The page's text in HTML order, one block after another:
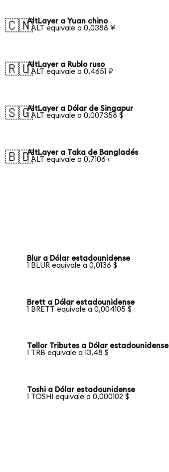
🇨🇳AltLayer a Yuan chino
1 ALT equivale a 0,0388 ¥
🇷🇺AltLayer a Rublo ruso
1 ALT equivale a 0,4651 ₽
🇸🇬AltLayer a Dólar de Singapur
1 ALT equivale a 0,007356 $
🇧🇩AltLayer a Taka de Bangladés
1 ALT equivale a 0,7106 ৳
Blur a Dólar estadounidense
1 BLUR equivale a 0,0136 $
Brett a Dólar estadounidense
1 BRETT equivale a 0,004105 $
Tellor Tributes a Dólar estadounidense
1 TRB equivale a 13,48 $
Toshi a Dólar estadounidense
1 TOSHI equivale a 0,000102 $